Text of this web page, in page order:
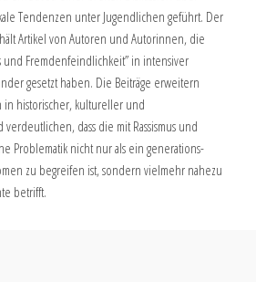
Tendenzen unter Jugendlichen geführt. Der
Artikel von Autoren und Autorinnen, die
und Fremdenfeindlichkeit” in intensiver
gesetzt haben. Die Beiträge erweitern
in historischer, kultureller und
dass die mit Rassismus und
Problematik nicht nur als ein generations-
zu begreifen ist, sondern vielmehr nahezu
betrifft.